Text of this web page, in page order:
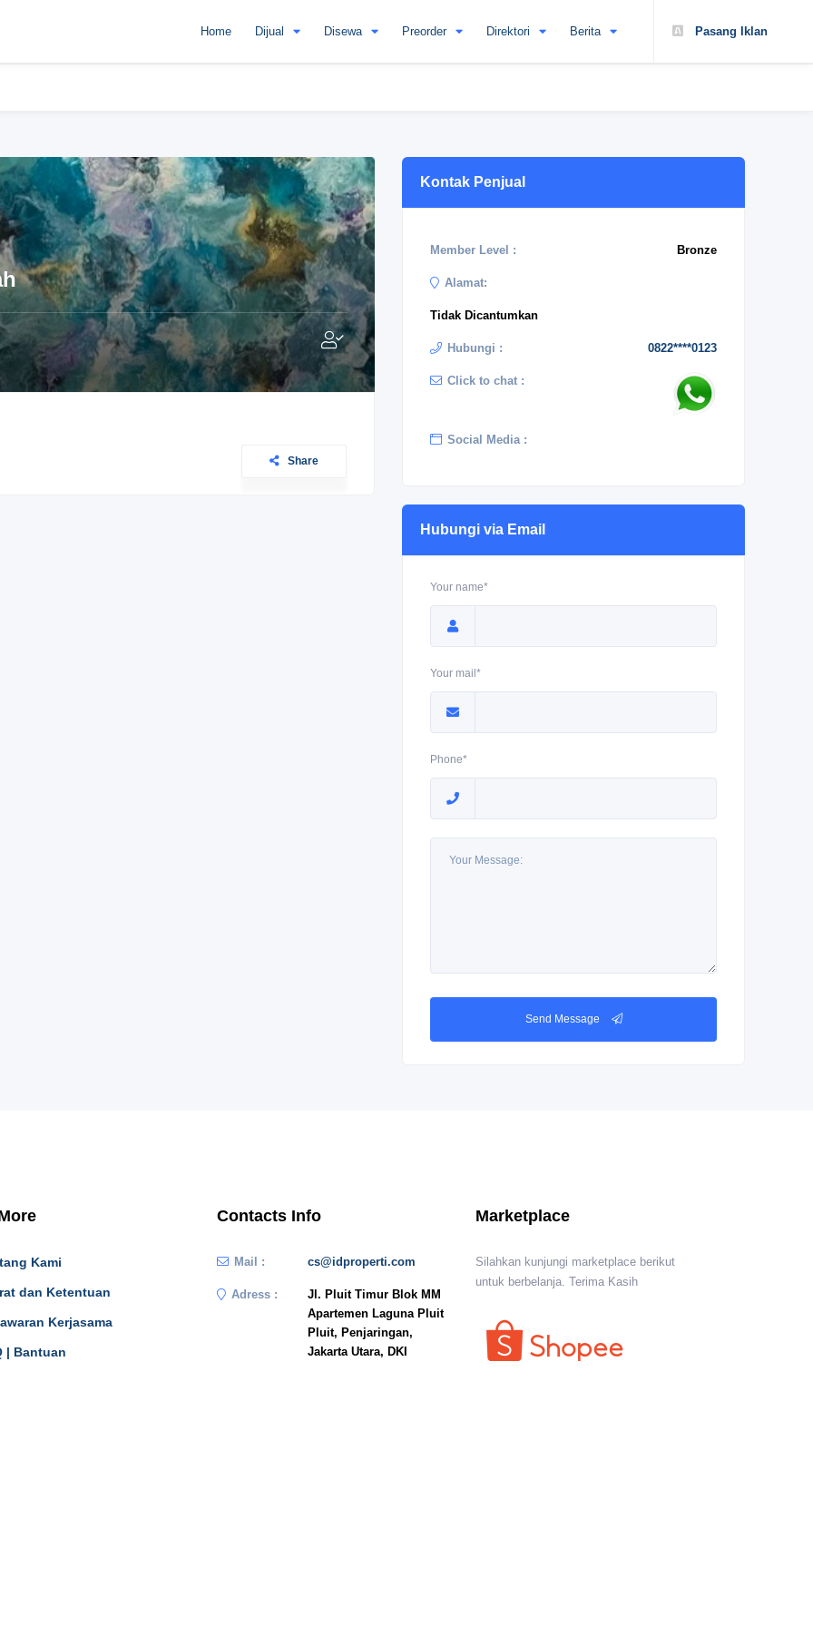
Pasang Iklan
Home Dijual Disewa Preorder Direktori Berita
Share
Kontak Penjual
Member Level : Bronze
Alamat:
Tidak Dicantumkan
Hubungi : 0822****0123
Click to chat :
Social Media :
Hubungi via Email
Your name*
Your mail*
Phone*
Send Message
Kami
dan Ketentuan
Kerjasama
| Bantuan
Contacts Info
Mail : cs@idproperti.com
Adress :
Jl. Pluit Timur Blok MM
Apartemen Laguna Pluit
Pluit, Penjaringan,
Jakarta Utara, DKI
Marketplace
Silahkan kunjungi marketplace berikut
untuk berbelanja. Terima Kasih